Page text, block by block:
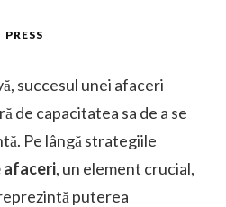
PRESS
succesul unei afaceri
de capacitatea sa de a se
Pe lângă strategiile
afaceri, un element crucial,
puterea